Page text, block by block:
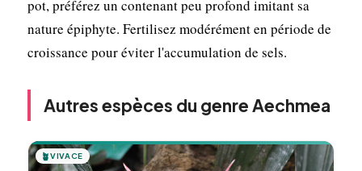
pot, préférez un contenant peu profond imitant sa
nature épiphyte. Fertilisez modérément en période de
croissance pour éviter l'accumulation de sels.
Autres espèces du genre Aechmea
🪴VIVACE